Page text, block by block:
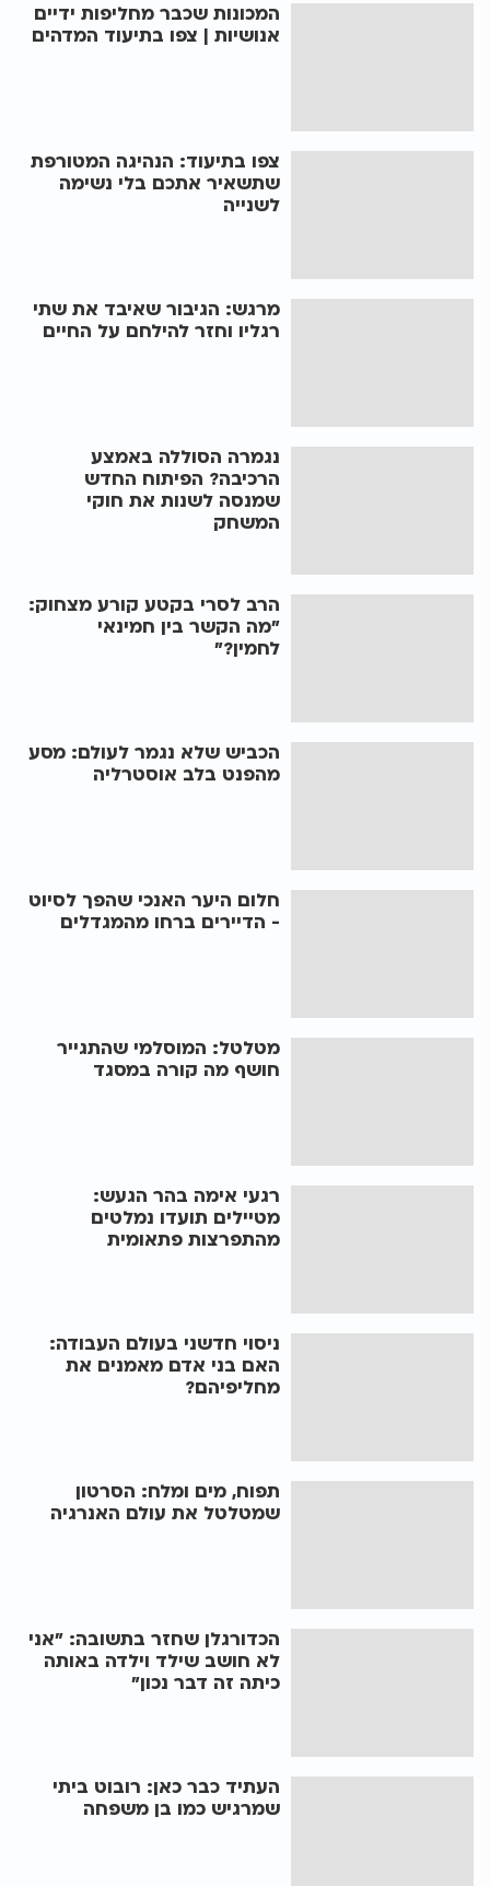
המכונות שכבר מחליפות ידיים
אנושיות | צפו בתיעוד המדהים
צפו בתיעוד: הנהיגה המטורפת
שתשאיר אתכם בלי נשימה
לשנייה
מרגש: הגיבור שאיבד את שתי
רגליו וחזר להילחם על החיים
נגמרה הסוללה באמצע
הרכיבה? הפיתוח החדש
שמנסה לשנות את חוקי
המשחק
הרב לסרי בקטע קורע מצחוק:
"מה הקשר בין חמינאי
לחמין?"
הכביש שלא נגמר לעולם: מסע
מהפנט בלב אוסטרליה
חלום היער האנכי שהפך לסיוט
- הדיירים ברחו מהמגדלים
מטלטל: המוסלמי שהתגייר
חושף מה קורה במסגד
רגעי אימה בהר הגעש:
מטיילים תועדו נמלטים
מהתפרצות פתאומית
ניסוי חדשני בעולם העבודה:
האם בני אדם מאמנים את
מחליפיהם?
תפוח, מים ומלח: הסרטון
שמטלטל את עולם האנרגיה
הכדורגלן שחזר בתשובה: "אני
לא חושב שילד וילדה באותה
כיתה זה דבר נכון"
העתיד כבר כאן: רובוט ביתי
שמרגיש כמו בן משפחה